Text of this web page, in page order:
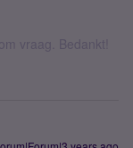
vraag. Bedankt!